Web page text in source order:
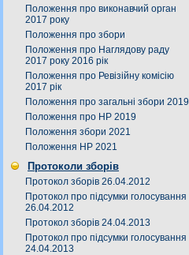
Положення про виконавчий орган
2017 року
Положення про збори
Положення про Наглядову раду
2017 року 2016 рік
Положення про Ревізійну комісію
2017 рік
Положення про загальні збори 2019
Положення про НР 2019
Положення збори 2021
Положення НР 2021
Протоколи зборів
Протокол зборів 26.04.2012
Протокол про підсумки голосування
26.04.2012
Протокол зборів 24.04.2013
Протокол про підсумки голосування
24.04.2013